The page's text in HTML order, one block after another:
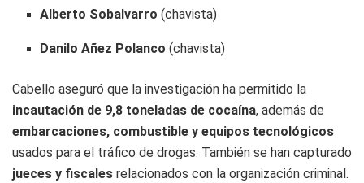
Alberto Sobalvarro (chavista)
Danilo Añez Polanco (chavista)
Cabello aseguró que la investigación ha permitido la
incautación de 9,8 toneladas de cocaína, además de
embarcaciones, combustible y equipos tecnológicos
usados para el tráfico de drogas. También se han capturado
jueces y fiscales relacionados con la organización criminal.